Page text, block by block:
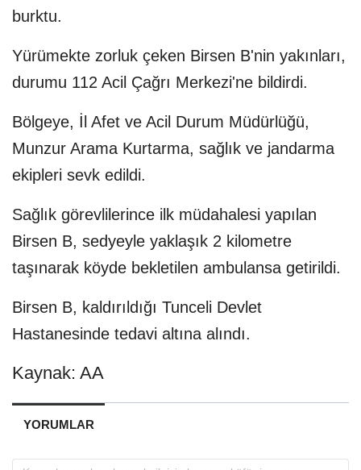
burktu.
Yürümekte zorluk çeken Birsen B'nin yakınları,
durumu 112 Acil Çağrı Merkezi'ne bildirdi.
Bölgeye, İl Afet ve Acil Durum Müdürlüğü,
Munzur Arama Kurtarma, sağlık ve jandarma
ekipleri sevk edildi.
Sağlık görevlilerince ilk müdahalesi yapılan
Birsen B, sedyeyle yaklaşık 2 kilometre
taşınarak köyde bekletilen ambulansa getirildi.
Birsen B, kaldırıldığı Tunceli Devlet
Hastanesinde tedavi altına alındı.
Kaynak: AA
YORUMLAR